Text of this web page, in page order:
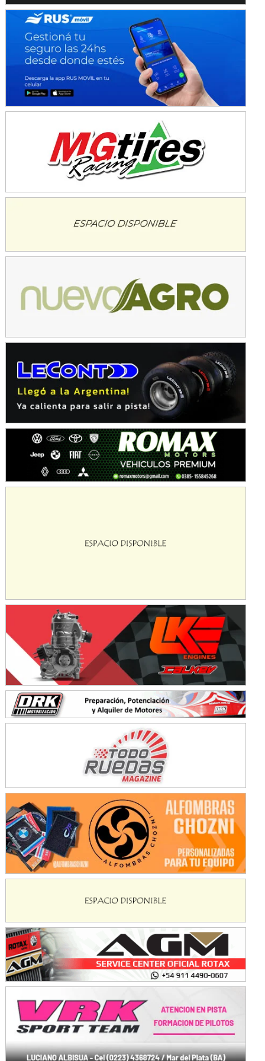
KDO - F6
Ciudad de Trenque Lauquen (Asfalto)
Trenque Lauquen (Buenos Aires)
ENTRERRIANO - F6 (POSTERGADA)
Parque de la Velocidad (Asfalto)
Villaguay (Entre Ríos)
VICTORIENSE - F7
Victoria (Entre Ríos)
PATAGONICO - F6
Moto Club Reginense (Tierra)
Gral. E. Godoy (Río Negro)
Humboldt (Santa Fe)
NORESTE SANTAFESINO - F6
SUR SANTAFESINO - F4
José Samuel Sánchez (Tierra)
TUCUMANO - F5
El Timbó (Tucumán)